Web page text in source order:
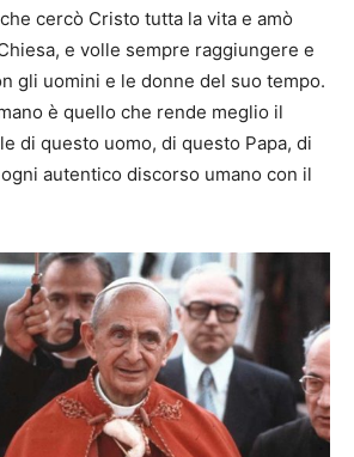
cercò Cristo tutta la vita e amò
e volle sempre raggiungere e
gli uomini e le donne del suo tempo.
è quello che rende meglio il
di questo uomo, di questo Papa, di
autentico discorso umano con il